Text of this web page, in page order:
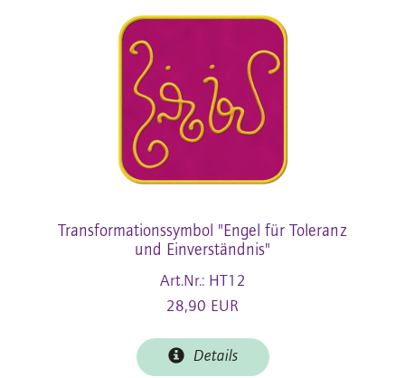
Transformationssymbol "Engel für Toleranz
und Einverständnis"
Art.Nr.: HT12
28,90 EUR
Details